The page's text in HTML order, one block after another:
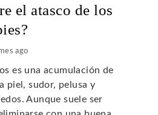
el atasco de los
ago
es una acumulación de
piel, sudor, pelusa y
Aunque suele ser